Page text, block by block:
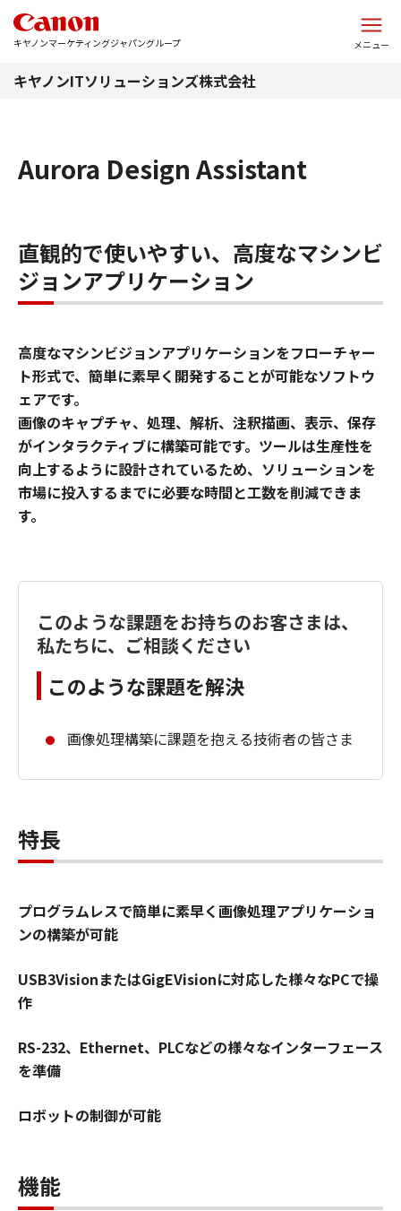
キヤノンマーケティングジャパングループ メニュー
キヤノンITソリューションズ株式会社
Aurora Design Assistant
直観的で使いやすい、高度なマシンビ
ジョンアプリケーション
高度なマシンビジョンアプリケーションをフローチャー
ト形式で、簡単に素早く開発することが可能なソフトウ
ェアです。
画像のキャプチャ、処理、解析、注釈描画、表示、保存
がインタラクティブに構築可能です。ツールは生産性を
向上するように設計されているため、ソリューションを
市場に投入するまでに必要な時間と工数を削減できま
す。
このような課題をお持ちのお客さまは、
私たちに、ご相談ください
このような課題を解決
画像処理構築に課題を抱える技術者の皆さま
特長
プログラムレスで簡単に素早く画像処理アプリケーショ
ンの構築が可能
USB3VisionまたはGigEVisionに対応した様々なPCで操
作
RS-232、Ethernet、PLCなどの様々なインターフェース
を準備
ロボットの制御が可能
機能